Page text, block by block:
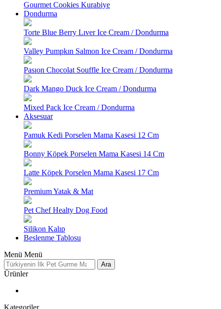
Gourmet Cookies Kurabiye
Dondurma
Torte Blue Berry Lıver Ice Cream / Dondurma
Valley Pumpkın Salmon Ice Cream / Dondurma
Pasıon Chocolat Souffle Ice Cream / Dondurma
Dark Mango Duck Ice Cream / Dondurma
Mixed Pack Ice Cream / Dondurma
Aksesuar
Pamuk Kedi Porselen Mama Kasesi 12 Cm
Bonny Köpek Porselen Mama Kasesi 14 Cm
Latte Köpek Porselen Mama Kasesi 17 Cm
Premium Yatak & Mat
Pet Chef Healty Dog Food
Silikon Kalıp
Beslenme Tablosu
Menü Menü
Ara
Ürünler
Kategoriler